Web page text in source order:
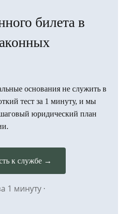
билета в
основания не служить в
тест за 1 минуту, и мы
юридический план
к службе →
1 минуту ·